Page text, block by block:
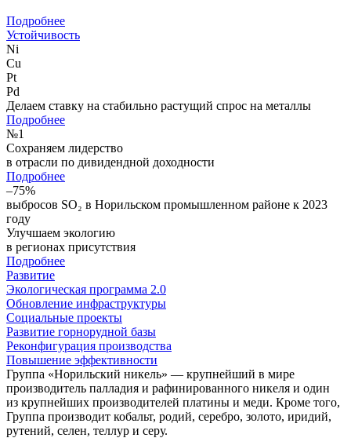
Подробнее
Устойчивость
Ni
Cu
Pt
Pd
Делаем ставку на стабильно растущий спрос на металлы
Подробнее
№1
Сохраняем лидерство
в отрасли по дивидендной доходности
Подробнее
–75%
выбросов SO₂ в Норильском промышленном районе к 2023
году
Улучшаем экологию
в регионах присутствия
Подробнее
Развитие
Экологическая программа 2.0
Обновление инфраструктуры
Социальные проекты
Развитие горнорудной базы
Реконфигурация производства
Повышение эффективности
Группа «Норильский никель» — крупнейший в мире
производитель палладия и рафинированного никеля и один
из крупнейших производителей платины и меди. Кроме того,
Группа производит кобальт, родий, серебро, золото, иридий,
рутений, селен, теллур и серу.